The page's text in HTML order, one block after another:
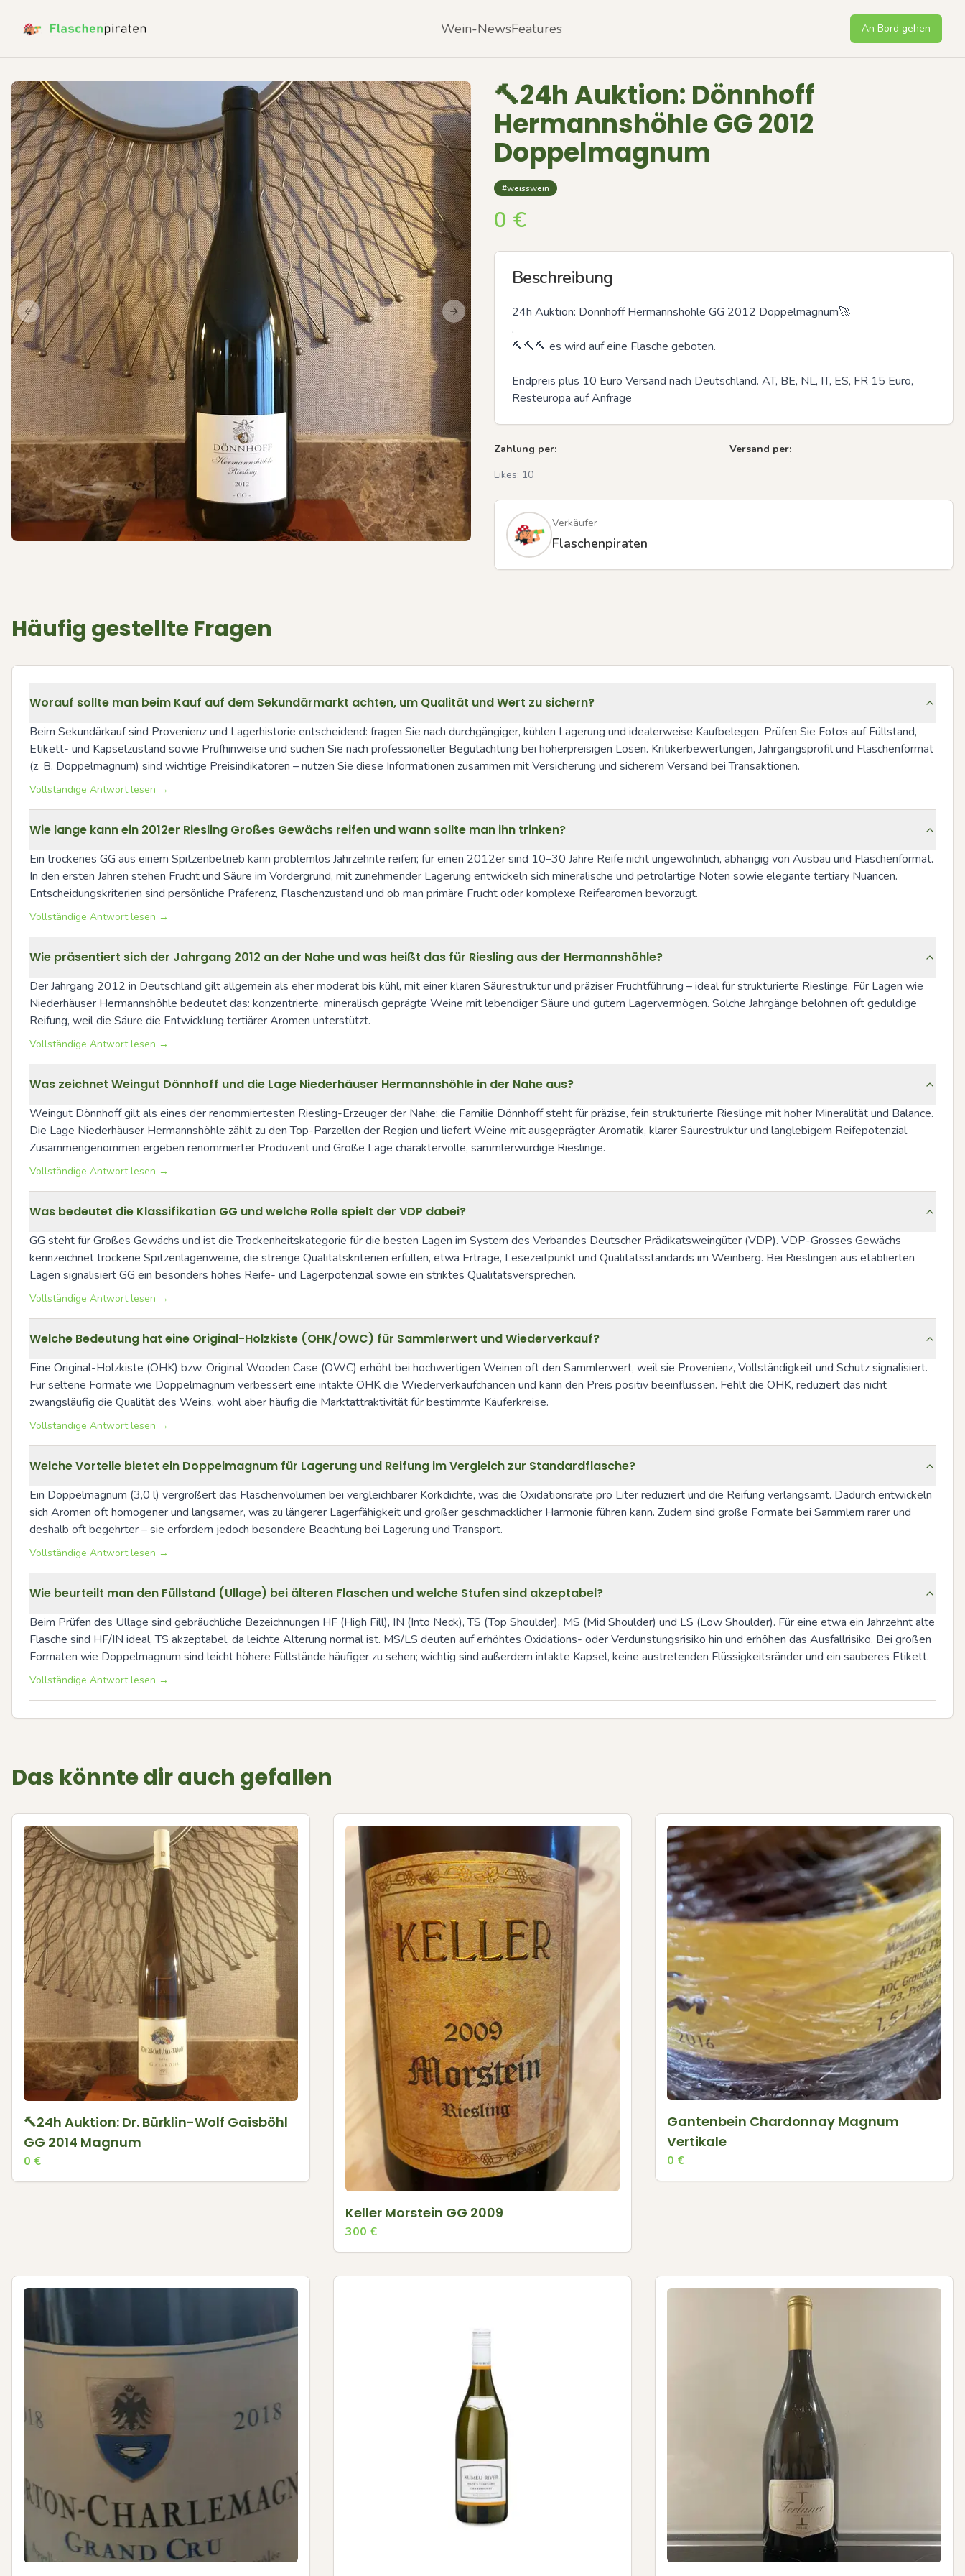
Wein-NewsFeatures An Bord gehen
Previous slide Next slide
🔨24h Auktion: Dönnhoff
Hermannshöhle GG 2012
Doppelmagnum
#weisswein
0 €
Beschreibung
24h Auktion: Dönnhoff Hermannshöhle GG 2012 Doppelmagnum🚀
.
🔨🔨🔨 es wird auf eine Flasche geboten.
Endpreis plus 10 Euro Versand nach Deutschland. AT, BE, NL, IT, ES, FR 15 Euro,
Resteuropa auf Anfrage
Zahlung per:
Versand per:
Likes: 10
Verkäufer
Flaschenpiraten
Häufig gestellte Fragen
Worauf sollte man beim Kauf auf dem Sekundärmarkt achten, um Qualität und Wert zu sichern?
Beim Sekundärkauf sind Provenienz und Lagerhistorie entscheidend: fragen Sie nach durchgängiger, kühlen Lagerung und idealerweise Kaufbelegen. Prüfen Sie Fotos auf Füllstand,
Etikett- und Kapselzustand sowie Prüfhinweise und suchen Sie nach professioneller Begutachtung bei höherpreisigen Losen. Kritikerbewertungen, Jahrgangsprofil und Flaschenformat
(z. B. Doppelmagnum) sind wichtige Preisindikatoren – nutzen Sie diese Informationen zusammen mit Versicherung und sicherem Versand bei Transaktionen.
Vollständige Antwort lesen →
Wie lange kann ein 2012er Riesling Großes Gewächs reifen und wann sollte man ihn trinken?
Ein trockenes GG aus einem Spitzenbetrieb kann problemlos Jahrzehnte reifen; für einen 2012er sind 10–30 Jahre Reife nicht ungewöhnlich, abhängig von Ausbau und Flaschenformat.
In den ersten Jahren stehen Frucht und Säure im Vordergrund, mit zunehmender Lagerung entwickeln sich mineralische und petrolartige Noten sowie elegante tertiary Nuancen.
Entscheidungskriterien sind persönliche Präferenz, Flaschenzustand und ob man primäre Frucht oder komplexe Reifearomen bevorzugt.
Vollständige Antwort lesen →
Wie präsentiert sich der Jahrgang 2012 an der Nahe und was heißt das für Riesling aus der Hermannshöhle?
Der Jahrgang 2012 in Deutschland gilt allgemein als eher moderat bis kühl, mit einer klaren Säurestruktur und präziser Fruchtführung – ideal für strukturierte Rieslinge. Für Lagen wie
Niederhäuser Hermannshöhle bedeutet das: konzentrierte, mineralisch geprägte Weine mit lebendiger Säure und gutem Lagervermögen. Solche Jahrgänge belohnen oft geduldige
Reifung, weil die Säure die Entwicklung tertiärer Aromen unterstützt.
Vollständige Antwort lesen →
Was zeichnet Weingut Dönnhoff und die Lage Niederhäuser Hermannshöhle in der Nahe aus?
Weingut Dönnhoff gilt als eines der renommiertesten Riesling-Erzeuger der Nahe; die Familie Dönnhoff steht für präzise, fein strukturierte Rieslinge mit hoher Mineralität und Balance.
Die Lage Niederhäuser Hermannshöhle zählt zu den Top-Parzellen der Region und liefert Weine mit ausgeprägter Aromatik, klarer Säurestruktur und langlebigem Reifepotenzial.
Zusammengenommen ergeben renommierter Produzent und Große Lage charaktervolle, sammlerwürdige Rieslinge.
Vollständige Antwort lesen →
Was bedeutet die Klassifikation GG und welche Rolle spielt der VDP dabei?
GG steht für Großes Gewächs und ist die Trockenheitskategorie für die besten Lagen im System des Verbandes Deutscher Prädikatsweingüter (VDP). VDP-Grosses Gewächs
kennzeichnet trockene Spitzenlagenweine, die strenge Qualitätskriterien erfüllen, etwa Erträge, Lesezeitpunkt und Qualitätsstandards im Weinberg. Bei Rieslingen aus etablierten
Lagen signalisiert GG ein besonders hohes Reife- und Lagerpotenzial sowie ein striktes Qualitätsversprechen.
Vollständige Antwort lesen →
Welche Bedeutung hat eine Original-Holzkiste (OHK/OWC) für Sammlerwert und Wiederverkauf?
Eine Original-Holzkiste (OHK) bzw. Original Wooden Case (OWC) erhöht bei hochwertigen Weinen oft den Sammlerwert, weil sie Provenienz, Vollständigkeit und Schutz signalisiert.
Für seltene Formate wie Doppelmagnum verbessert eine intakte OHK die Wiederverkaufchancen und kann den Preis positiv beeinflussen. Fehlt die OHK, reduziert das nicht
zwangsläufig die Qualität des Weins, wohl aber häufig die Marktattraktivität für bestimmte Käuferkreise.
Vollständige Antwort lesen →
Welche Vorteile bietet ein Doppelmagnum für Lagerung und Reifung im Vergleich zur Standardflasche?
Ein Doppelmagnum (3,0 l) vergrößert das Flaschenvolumen bei vergleichbarer Korkdichte, was die Oxidationsrate pro Liter reduziert und die Reifung verlangsamt. Dadurch entwickeln
sich Aromen oft homogener und langsamer, was zu längerer Lagerfähigkeit und großer geschmacklicher Harmonie führen kann. Zudem sind große Formate bei Sammlern rarer und
deshalb oft begehrter – sie erfordern jedoch besondere Beachtung bei Lagerung und Transport.
Vollständige Antwort lesen →
Wie beurteilt man den Füllstand (Ullage) bei älteren Flaschen und welche Stufen sind akzeptabel?
Beim Prüfen des Ullage sind gebräuchliche Bezeichnungen HF (High Fill), IN (Into Neck), TS (Top Shoulder), MS (Mid Shoulder) und LS (Low Shoulder). Für eine etwa ein Jahrzehnt alte
Flasche sind HF/IN ideal, TS akzeptabel, da leichte Alterung normal ist. MS/LS deuten auf erhöhtes Oxidations- oder Verdunstungsrisiko hin und erhöhen das Ausfallrisiko. Bei großen
Formaten wie Doppelmagnum sind leicht höhere Füllstände häufiger zu sehen; wichtig sind außerdem intakte Kapsel, keine austretenden Flüssigkeitsränder und ein sauberes Etikett.
Vollständige Antwort lesen →
Das könnte dir auch gefallen
🔨24h Auktion: Dr. Bürklin-Wolf Gaisböhl
GG 2014 Magnum
0 €
Keller Morstein GG 2009
300 €
Gantenbein Chardonnay Magnum
Vertikale
0 €